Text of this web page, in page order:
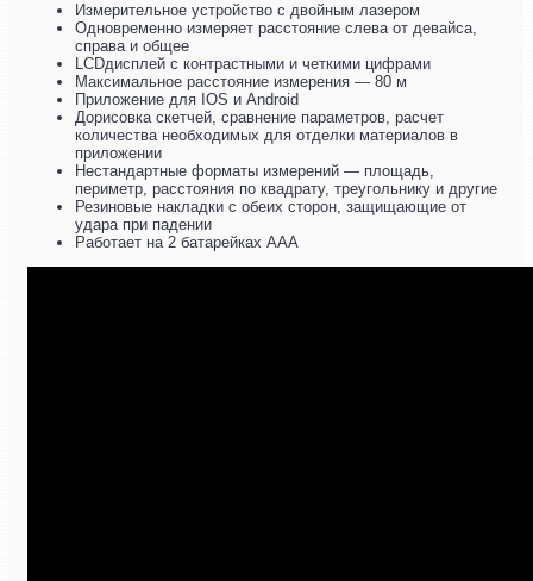
Измерительное устройство с двойным лазером
Одновременно измеряет расстояние слева от девайса,
справа и общее
LCDдисплей с контрастными и четкими цифрами
Максимальное расстояние измерения — 80 м
Приложение для IOS и Android
Дорисовка скетчей, сравнение параметров, расчет
количества необходимых для отделки материалов в
приложении
Нестандартные форматы измерений — площадь,
периметр, расстояния по квадрату, треугольнику и другие
Резиновые накладки с обеих сторон, защищающие от
удара при падении
Работает на 2 батарейках ААА